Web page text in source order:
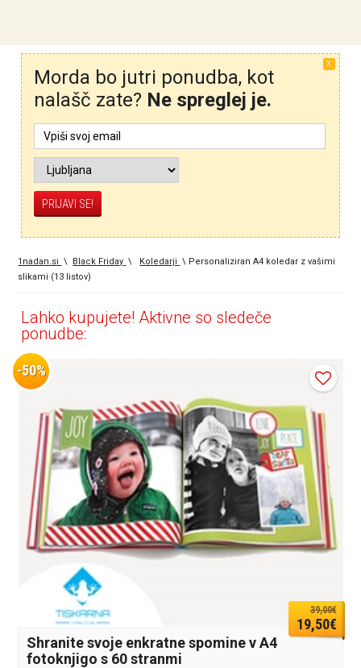
X
Morda bo jutri ponudba, kot
nalašč zate? Ne spreglej je.
1nadan.si \ Black Friday \ Koledarji \ Personaliziran A4 koledar z vašimi
slikami (13 listov)
Lahko kupujete! Aktivne so sledeče
ponudbe:
-50%
39,00€
19,50€
Shranite svoje enkratne spomine v A4
fotoknjigo s 60 stranmi